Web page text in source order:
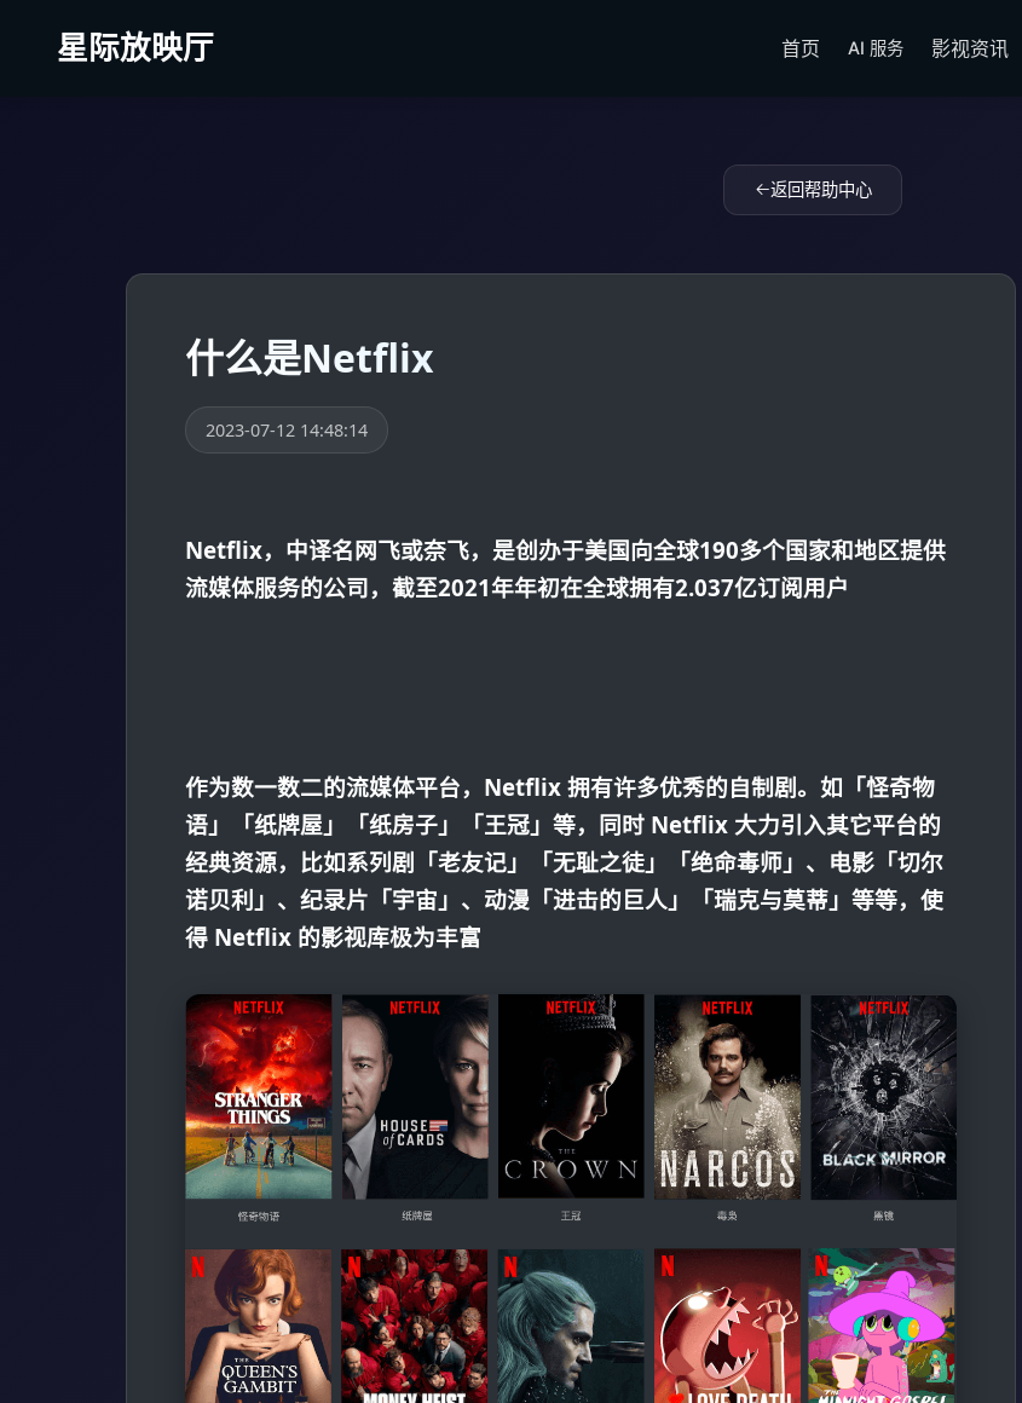
星际放映厅 首页 AI 服务 影视资讯
返回帮助中心
什么是Netflix
2023-07-12 14:48:14
Netflix，中译名网飞或奈飞，是创办于美国向全球190多个国家和地区提供
流媒体服务的公司，截至2021年年初在全球拥有2.037亿订阅用户
作为数一数二的流媒体平台，Netflix 拥有许多优秀的自制剧。如「怪奇物
语」「纸牌屋」「纸房子」「王冠」等，同时 Netflix 大力引入其它平台的
经典资源，比如系列剧「老友记」「无耻之徒」「绝命毒师」、电影「切尔
诺贝利」、纪录片「宇宙」、动漫「进击的巨人」「瑞克与莫蒂」等等，使
得 Netflix 的影视库极为丰富